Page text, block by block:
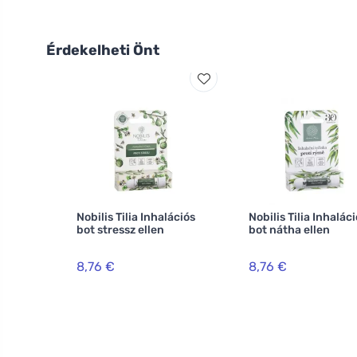
Érdekelheti Önt
Nobilis Tilia Inhalációs
bot stressz ellen
8,76 €
Nobilis Tilia
bot nátha ellen
8,76 €